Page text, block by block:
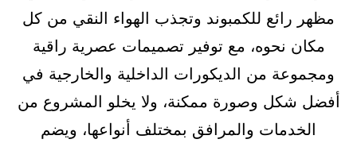
مظهر رائع للكمبوند وتجذب الهواء النقي من كل
مكان نحوه، مع توفير تصميمات عصرية راقية
ومجموعة من الديكورات الداخلية والخارجية في
أفضل شكل وصورة ممكنة، ولا يخلو المشروع من
الخدمات والمرافق بمختلف أنواعها، ويضم